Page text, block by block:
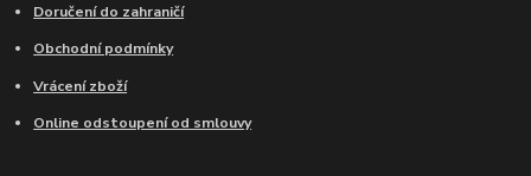
Doručení do zahraničí
Obchodní podmínky
Vrácení zboží
Online odstoupení od smlouvy